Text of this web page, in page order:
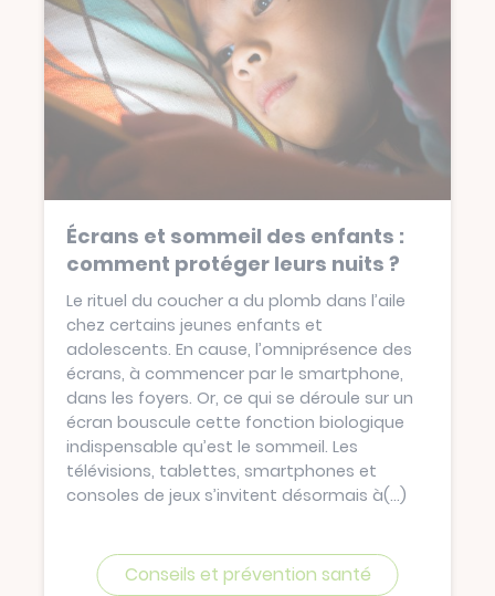
Écrans et sommeil des enfants :
comment protéger leurs nuits ?
Le rituel du coucher a du plomb dans l’aile
chez certains jeunes enfants et
adolescents. En cause, l’omniprésence des
écrans, à commencer par le smartphone,
dans les foyers. Or, ce qui se déroule sur un
écran bouscule cette fonction biologique
indispensable qu’est le sommeil. Les
télévisions, tablettes, smartphones et
consoles de jeux s’invitent désormais à(...)
Conseils et prévention santé